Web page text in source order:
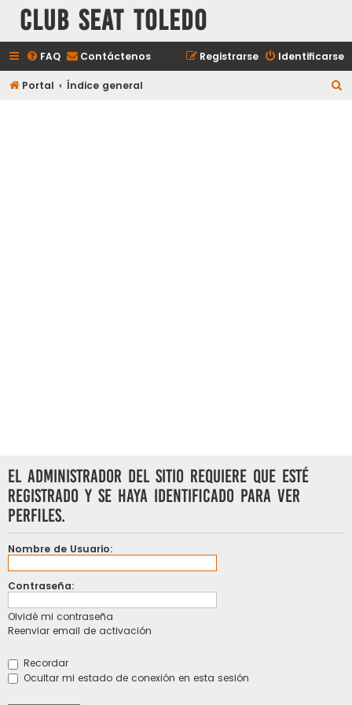
Club Seat Toledo
FAQ Contáctenos Identificarse
Registrarse
Portal Índice general
El administrador del sitio requiere que esté
registrado y se haya identificado para ver
perfiles.
Nombre de Usuario:
Contraseña:
Olvidé mi contraseña
Reenviar email de activación
Recordar
Ocultar mi estado de conexión en esta sesión